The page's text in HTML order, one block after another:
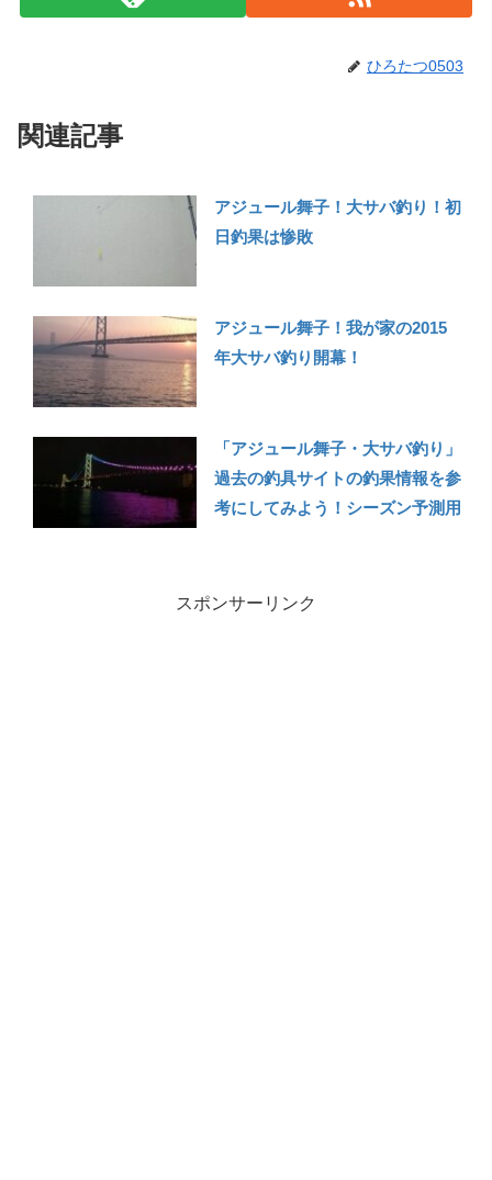
ひろたつ0503
関連記事
アジュール舞子！大サバ釣り！初
日釣果は惨敗
アジュール舞子！我が家の2015
年大サバ釣り開幕！
「アジュール舞子・大サバ釣り」
過去の釣具サイトの釣果情報を参
考にしてみよう！シーズン予測用
スポンサーリンク